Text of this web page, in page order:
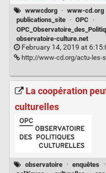
wwwcdorg · www-cd.org
publications_site
· OPC
·
observatoire-culture.net
February 14, 2019 at
http://www-cd.org/actu-les-societes-
La coopération
culturelles
observatoire · enquêtes ·